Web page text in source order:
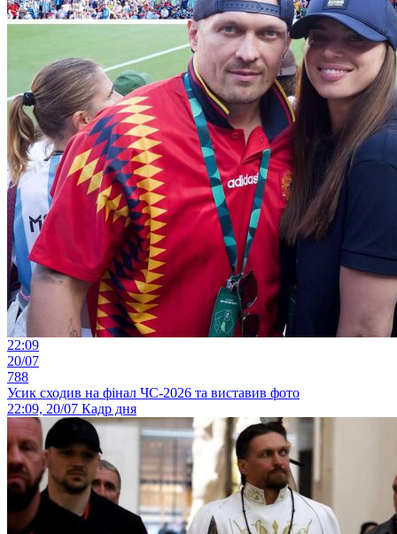
22:09
20/07
788
Усик сходив на фінал ЧС-2026 та виставив фото
22:09, 20/07 Кадр дня